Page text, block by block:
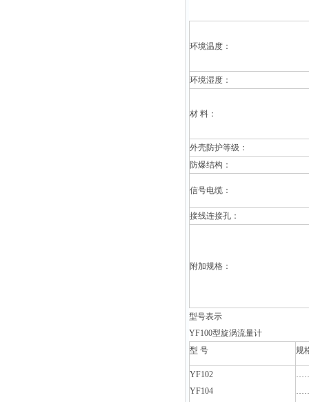
环境温度：
环境湿度：
材 料：
外壳防护等级：
防爆结构：
信号电缆：
接线连接孔：
附加规格：
型号表示
YF100型旋涡流量计
型 号 规
YF102
YF104